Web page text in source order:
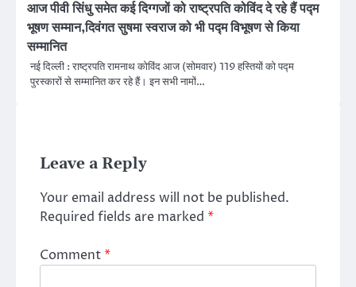
आज पीवी सिंधु समेत कई दिग्गजों को राष्ट्रपति कोविंद दे रहे हैं पद्म
भूषण सम्मान,दिवंगत सुषमा स्वराज को भी पद्म विभूषण से किया
सम्मानित
नई दिल्ली : राष्ट्रपति रामनाथ कोविंद आज (सोमवार) 119 हस्तियों को पद्म
पुरस्कारों से सम्मानित कर रहे हैं। इन सभी नामों…
Leave a Reply
Your email address will not be published.
Required fields are marked *
Comment*